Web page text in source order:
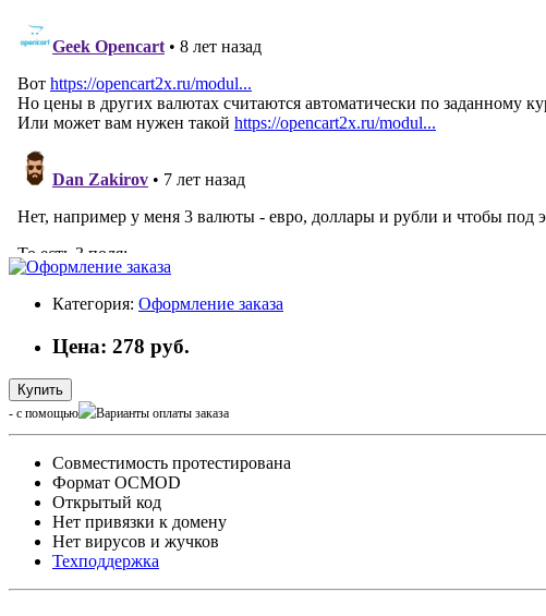
Категория: Оформление заказа
Цена: 278 руб.
Купить
- с помощью
Cовместимость протестирована
Формат OCMOD
Открытый код
Нет привязки к домену
Нет вирусов и жучков
Техподдержка